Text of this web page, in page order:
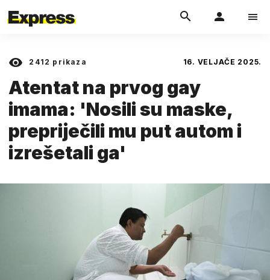
2412 prikaza 16. VELJAČE 2025.
Atentat na prvog gay
imama: 'Nosili su maske,
prepriječili mu put autom i
izrešetali ga'